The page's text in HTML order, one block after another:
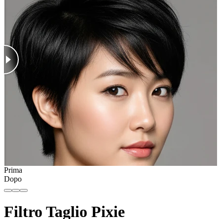
Prima
Dopo
Filtro Taglio Pixie